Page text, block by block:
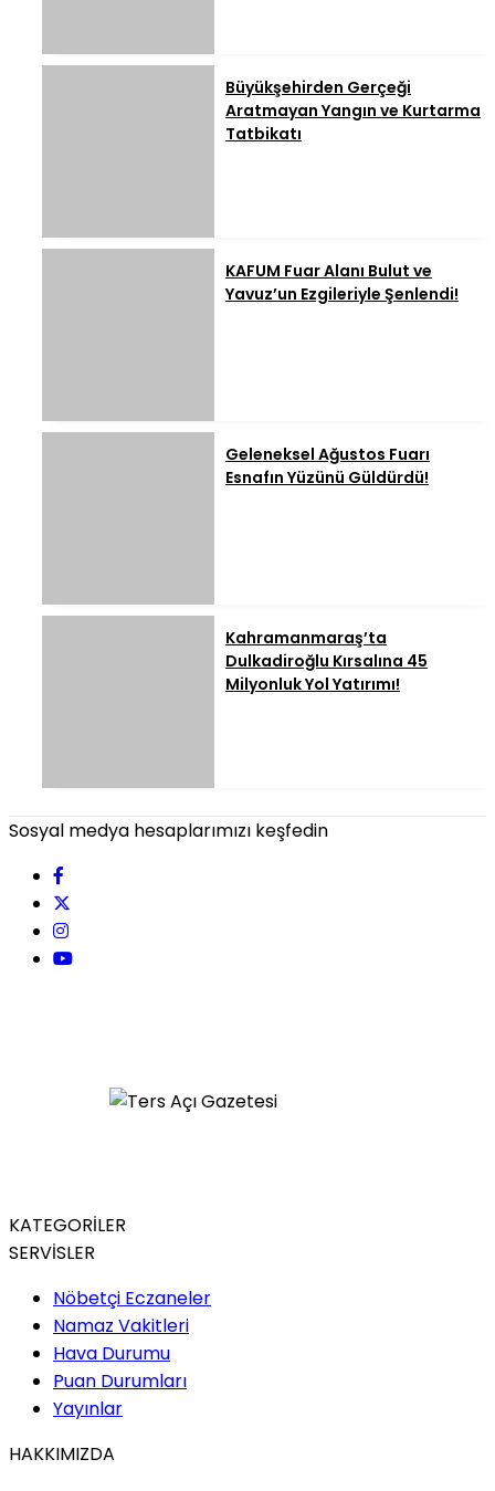
Büyükşehirden Gerçeği
Aratmayan Yangın ve Kurtarma
Tatbikatı
KAFUM Fuar Alanı Bulut ve
Yavuz’un Ezgileriyle Şenlendi!
Geleneksel Ağustos Fuarı
Esnafın Yüzünü Güldürdü!
Kahramanmaraş’ta
Dulkadiroğlu Kırsalına 45
Milyonluk Yol Yatırımı!
Sosyal medya hesaplarımızı keşfedin
KATEGORİLER
SERVİSLER
Nöbetçi Eczaneler
Namaz Vakitleri
Hava Durumu
Puan Durumları
Yayınlar
HAKKIMIZDA